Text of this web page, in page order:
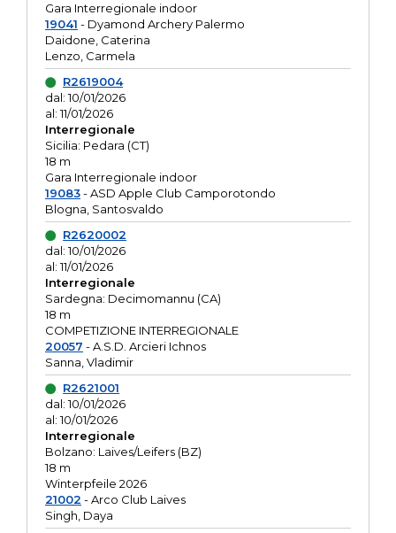
Gara Interregionale indoor
19041 - Dyamond Archery Palermo
Daidone, Caterina
Lenzo, Carmela
R2619004
dal: 10/01/2026
al: 11/01/2026
Interregionale
Sicilia: Pedara (CT)
18 m
Gara Interregionale indoor
19083- ASD Apple Club Camporotondo
Blogna, Santosvaldo
R2620002
dal: 10/01/2026
al: 11/01/2026
Interregionale
Sardegna: Decimomannu (CA)
18 m
COMPETIZIONE INTERREGIONALE
20057 - A.S.D. Arcieri Ichnos
Sanna, Vladimir
R2621001
dal: 10/01/2026
al: 10/01/2026
Interregionale
Bolzano: Laives/Leifers (BZ)
18 m
Winterpfeile 2026
21002 - Arco Club Laives
Singh, Daya